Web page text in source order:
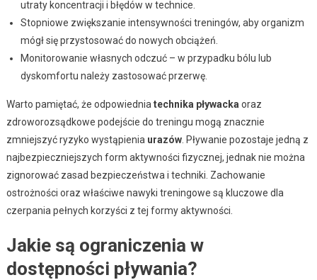
utraty koncentracji i błędów w technice.
Stopniowe zwiększanie intensywności treningów, aby organizm
mógł się przystosować do nowych obciążeń.
Monitorowanie własnych odczuć – w przypadku bólu lub
dyskomfortu należy zastosować przerwę.
Warto pamiętać, że odpowiednia technika pływacka oraz
zdroworozsądkowe podejście do treningu mogą znacznie
zmniejszyć ryzyko wystąpienia urazów. Pływanie pozostaje jedną z
najbezpieczniejszych form aktywności fizycznej, jednak nie można
zignorować zasad bezpieczeństwa i techniki. Zachowanie
ostrożności oraz właściwe nawyki treningowe są kluczowe dla
czerpania pełnych korzyści z tej formy aktywności.
Jakie są ograniczenia w
dostępności pływania?